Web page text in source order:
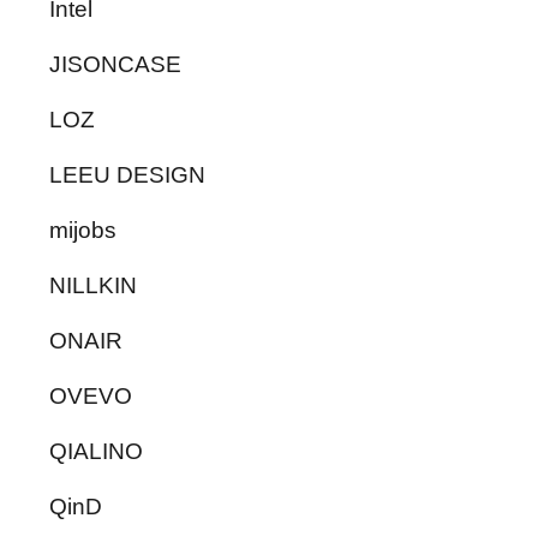
Intel
JISONCASE
LOZ
LEEU DESIGN
mijobs
NILLKIN
ONAIR
OVEVO
QIALINO
QinD